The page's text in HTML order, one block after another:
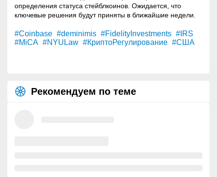
определения статуса стейблкоинов. Ожидается, что
ключевые решения будут приняты в ближайшие недели.
#Coinbase #deminimis #FidelityInvestments #IRS
#MiCA #NYULaw #КриптоРегулирование #США
Рекомендуем по теме